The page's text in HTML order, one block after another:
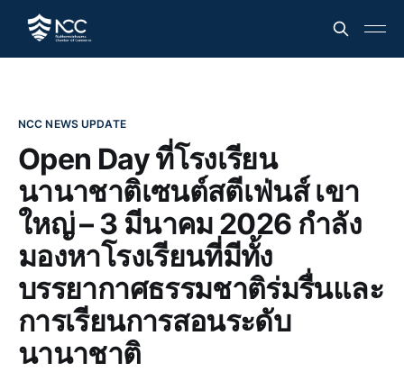
NCC NEWS UPDATE
Open Day ที่โรงเรียน
นานาชาติเซนต์สตีเฟ่นส์ เขา
ใหญ่ – 3 มีนาคม 2026 กำลัง
มองหาโรงเรียนที่มีทั้ง
บรรยากาศธรรมชาติร่มรื่นและ
การเรียนการสอนระดับ
นานาชาติ